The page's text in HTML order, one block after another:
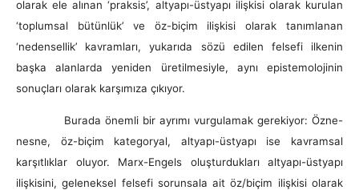
olarak ele alınan ‘praksis’, altyapı-üstyapı ilişkisi olarak kurulan
‘toplumsal bütünlük’ ve öz-biçim ilişkisi olarak tanımlanan
‘nedensellik’ kavramları, yukarıda sözü edilen felsefi ilkenin
başka alanlarda yeniden üretilmesiyle, aynı epistemolojinin
sonuçları olarak karşımıza çıkıyor.
Burada önemli bir ayrımı vurgulamak gerekiyor: Özne-
nesne, öz-biçim kategoryal, altyapı-üstyapı ise kavramsal
karşıtlıklar oluyor. Marx-Engels oluşturdukları altyapı-üstyapı
ilişkisini, geleneksel felsefi sorunsala ait öz/biçim ilişkisi olarak